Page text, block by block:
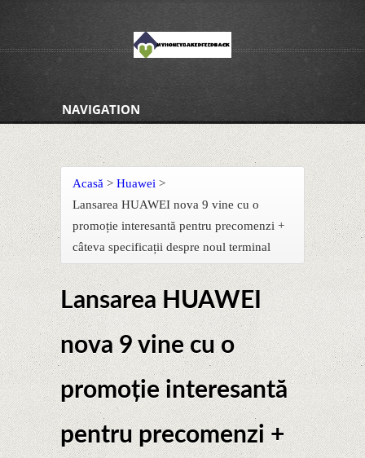
NAVIGATION
Acasă > Huawei >
Lansarea HUAWEI nova 9 vine cu o
promoție interesantă pentru precomenzi +
câteva specificații despre noul terminal
Lansarea HUAWEI
nova 9 vine cu o
promoție interesantă
pentru precomenzi +